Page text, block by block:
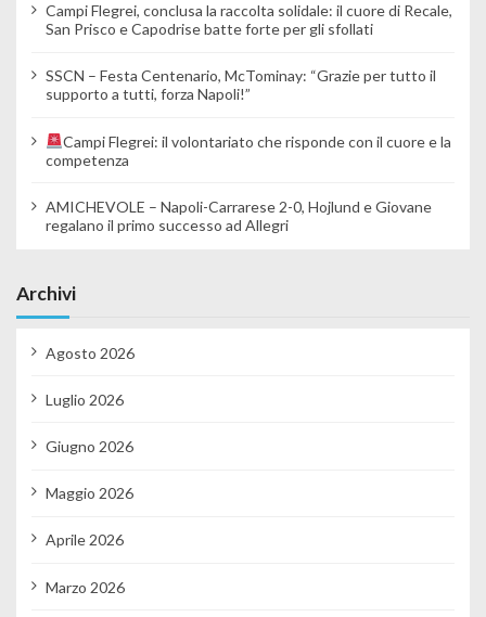
Campi Flegrei, conclusa la raccolta solidale: il cuore di Recale,
San Prisco e Capodrise batte forte per gli sfollati
SSCN – Festa Centenario, McTominay: “Grazie per tutto il
supporto a tutti, forza Napoli!”
Campi Flegrei: il volontariato che risponde con il cuore e la
competenza
AMICHEVOLE – Napoli-Carrarese 2-0, Hojlund e Giovane
regalano il primo successo ad Allegri
Archivi
Agosto 2026
Luglio 2026
Giugno 2026
Maggio 2026
Aprile 2026
Marzo 2026